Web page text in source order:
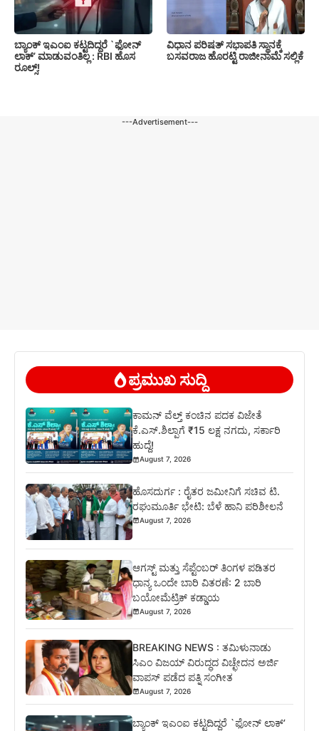
ಬ್ಯಾಂಕ್ ಇಎಂಐ ಕಟ್ಟದಿದ್ದರೆ `ಫೋನ್
ಲಾಕ್’ ಮಾಡುವಂತಿಲ್ಲ : RBI ಹೊಸ
ರೂಲ್ಸ್!
ವಿಧಾನ ಪರಿಷತ್‌ ಸಭಾಪತಿ ಸ್ಥಾನಕ್ಕೆ
ಬಸವರಾಜ ಹೊರಟ್ಟಿ ರಾಜೀನಾಮೆ ಸಲ್ಲಿಕೆ
---Advertisement---
ಪ್ರಮುಖ ಸುದ್ದಿ
ಕಾಮನ್ ವೆಲ್ತ್ ಕಂಚಿನ ಪದಕ ವಿಜೇತೆ
ಕೆ.ಎಸ್.ಶಿಲ್ಪಾಗೆ ₹15 ಲಕ್ಷ ನಗದು, ಸರ್ಕಾರಿ
ಹುದ್ದೆ!
August 7, 2026
ಹೊಸದುರ್ಗ : ರೈತರ ಜಮೀನಿಗೆ ಸಚಿವ ಟಿ.
ರಘುಮೂರ್ತಿ ಭೇಟಿ: ಬೆಳೆ ಹಾನಿ ಪರಿಶೀಲನೆ
August 7, 2026
ಆಗಸ್ಟ್ ಮತ್ತು ಸೆಪ್ಟೆಂಬರ್ ತಿಂಗಳ ಪಡಿತರ
ಧಾನ್ಯ ಒಂದೇ ಬಾರಿ ವಿತರಣೆ: 2 ಬಾರಿ
ಬಯೋಮೆಟ್ರಿಕ್ ಕಡ್ಡಾಯ
August 7, 2026
BREAKING NEWS : ತಮಿಳುನಾಡು
ಸಿಎಂ ವಿಜಯ್ ವಿರುದ್ಧದ ವಿಚ್ಛೇದನ ಅರ್ಜಿ
ವಾಪಸ್ ಪಡೆದ ಪತ್ನಿ ಸಂಗೀತ
August 7, 2026
ಬ್ಯಾಂಕ್ ಇಎಂಐ ಕಟ್ಟದಿದ್ದರೆ `ಫೋನ್ ಲಾಕ್’